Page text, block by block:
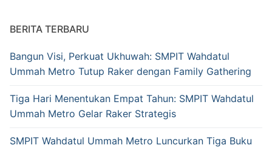
BERITA TERBARU
Bangun Visi, Perkuat Ukhuwah: SMPIT Wahdatul
Ummah Metro Tutup Raker dengan Family Gathering
Tiga Hari Menentukan Empat Tahun: SMPIT Wahdatul
Ummah Metro Gelar Raker Strategis
SMPIT Wahdatul Ummah Metro Luncurkan Tiga Buku